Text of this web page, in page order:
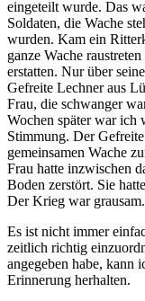
eingeteilt wurde. Das
Soldaten, die Wache
wurden. Kam ein
ganze Wache
erstatten. Nur über
Gefreite Lechner aus
Frau, die schwanger
Wochen später war ich
Stimmung. Der
gemeinsamen Wache
Frau hatte inzwischen
Boden zerstört. Sie
Der Krieg war
Es ist nicht immer
zeitlich richtig
angegeben habe, kann
Erinnerung herhalten.